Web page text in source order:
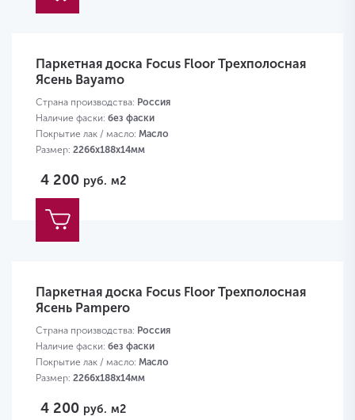
Паркетная доска Focus Floor Трехполосная
Ясень Bayamo
Страна производства: Россия
Наличие фаски: без фаски
Покрытие лак / масло: Масло
Размер: 2266х188х14мм
4 200 руб. м2
Паркетная доска Focus Floor Трехполосная
Ясень Pampero
Страна производства: Россия
Наличие фаски: без фаски
Покрытие лак / масло: Масло
Размер: 2266х188х14мм
4 200 руб. м2